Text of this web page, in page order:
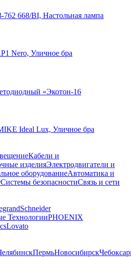
762 668/BI, Настольная лампа
Nero, Уличное бра
«Экотон-16
Ideal Lux, Уличное бра
Кабели и
изделияЭлектродвигатели и
оборудованиеАвтоматика и
Системы безопасностиСвязь и сети
Schneider
ТехнологииPHOENIX
Lovato
ПермьНовосибирск